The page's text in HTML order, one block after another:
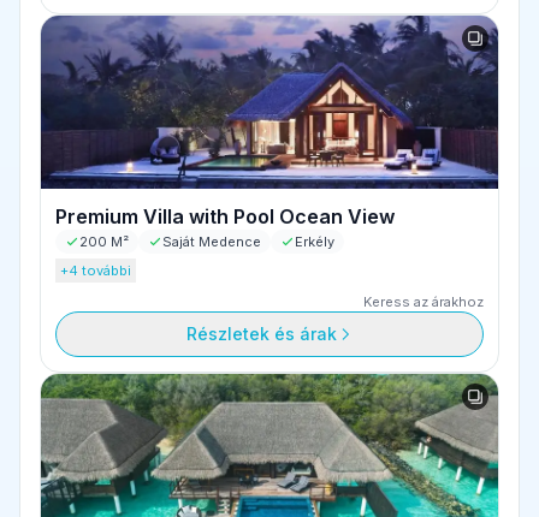
Premium Villa with Pool Ocean View
200 M² Saját Medence
Erkély
+4 további
Keress az árakhoz
Részletek és árak